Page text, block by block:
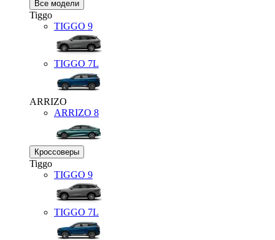
Все модели
Tiggo
TIGGO 9
TIGGO 7L
ARRIZO
ARRIZO 8
Кроссоверы
Tiggo
TIGGO 9
TIGGO 7L